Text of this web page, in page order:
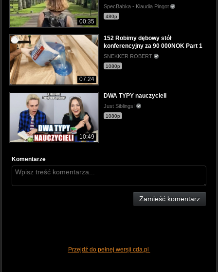
00:35
SpecBabka - Klaudia Pingot
480p
07:24
152 Robimy dębowy stół
konferencyjny za 90 000NOK Part 1
SNEKKER ROBERT
1080p
10:49
DWA TYPY nauczycieli
Just Siblings!
1080p
Komentarze
Zamieść komentarz
Przejdź do pełnej wersji cda.pl